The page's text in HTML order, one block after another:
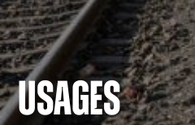
USAGES